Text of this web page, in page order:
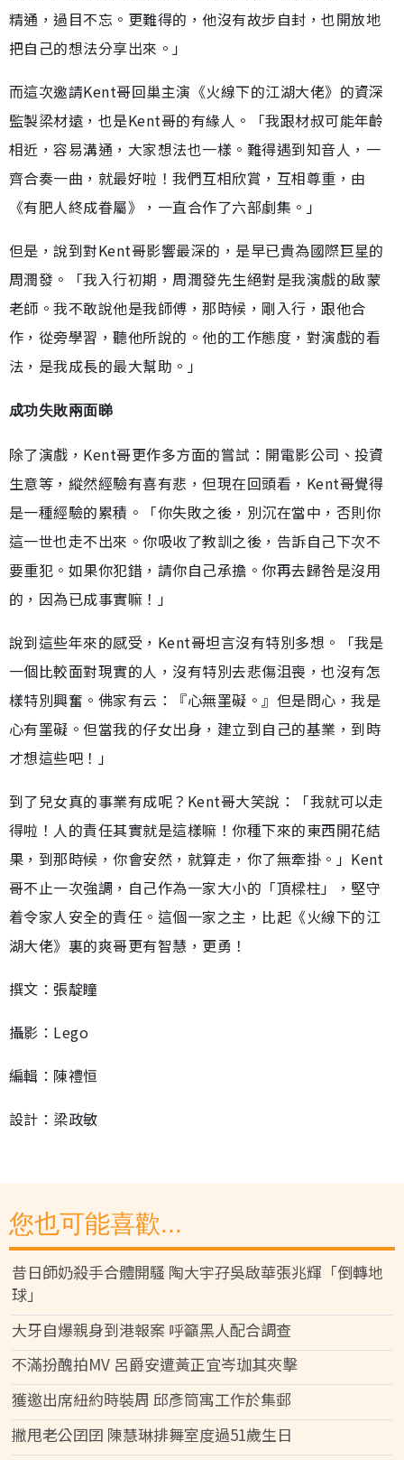
精通，過目不忘。更難得的，他沒有故步自封，也開放地
把自己的想法分享出來。」
而這次邀請Kent哥回巢主演《火線下的江湖大佬》的資深
監製梁材遠，也是Kent哥的有緣人。「我跟材叔可能年齡
相近，容易溝通，大家想法也一樣。難得遇到知音人，一
齊合奏一曲，就最好啦！我們互相欣賞，互相尊重，由
《有肥人終成眷屬》，一直合作了六部劇集。」
但是，說到對Kent哥影響最深的，是早已貴為國際巨星的
周潤發。「我入行初期，周潤發先生絕對是我演戲的啟蒙
老師。我不敢說他是我師傅，那時候，剛入行，跟他合
作，從旁學習，聽他所說的。他的工作態度，對演戲的看
法，是我成長的最大幫助。」
成功失敗兩面睇
除了演戲，Kent哥更作多方面的嘗試：開電影公司、投資
生意等，縱然經驗有喜有悲，但現在回頭看，Kent哥覺得
是一種經驗的累積。「你失敗之後，別沉在當中，否則你
這一世也走不出來。你吸收了教訓之後，告訴自己下次不
要重犯。如果你犯錯，請你自己承擔。你再去歸咎是沒用
的，因為已成事實嘛！」
說到這些年來的感受，Kent哥坦言沒有特別多想。「我是
一個比較面對現實的人，沒有特別去悲傷沮喪，也沒有怎
樣特別興奮。佛家有云：『心無罣礙。』但是問心，我是
心有罣礙。但當我的仔女出身，建立到自己的基業，到時
才想這些吧！」
到了兒女真的事業有成呢？Kent哥大笑說：「我就可以走
得啦！人的責任其實就是這樣嘛！你種下來的東西開花結
果，到那時候，你會安然，就算走，你了無牽掛。」Kent
哥不止一次強調，自己作為一家大小的「頂樑柱」，堅守
着令家人安全的責任。這個一家之主，比起《火線下的江
湖大佬》裏的爽哥更有智慧，更勇！
撰文：張靛瞳
攝影：Lego
編輯：陳禮恒
設計：梁政敏
您也可能喜歡...
昔日師奶殺手合體開騷 陶大宇孖吳啟華張兆輝「倒轉地
球」
大牙自爆親身到港報案 呼籲黑人配合調查
不滿扮醜拍MV 呂爵安遭黃正宜岑珈其夾擊
獲邀出席紐約時裝周 邱彥筒寓工作於集郵
撇甩老公囝囝 陳慧琳排舞室度過51歲生日